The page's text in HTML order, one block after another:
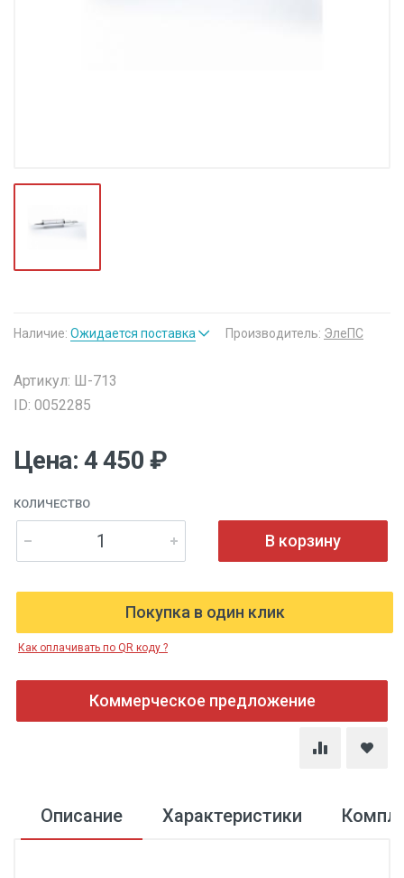
Наличие: Ожидается поставка Производитель: ЭлеПС
Артикул: Ш-713
ID: 0052285
Цена: 4 450 ₽
КОЛИЧЕСТВО
В корзину
Покупка в один клик
Как оплачивать по QR коду ?
Коммерческое предложение
Описание Характеристики